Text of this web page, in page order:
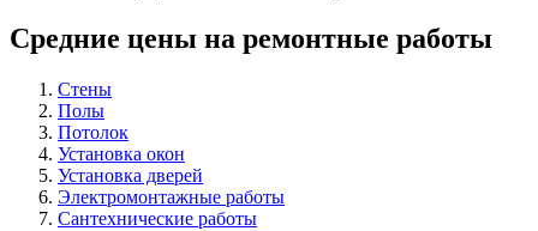
Средние цены на ремонтные работы
Стены
Полы
Потолок
Установка окон
Установка дверей
Электромонтажные работы
Сантехнические работы